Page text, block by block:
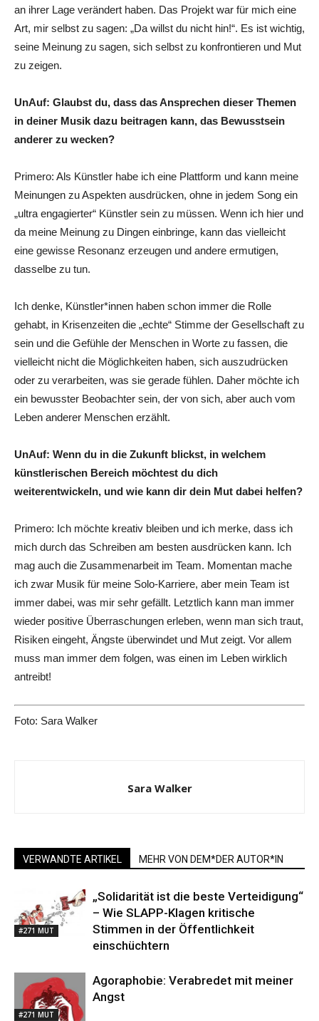
an ihrer Lage verändert haben. Das Projekt war für mich eine
Art, mir selbst zu sagen: „Da willst du nicht hin!“. Es ist wichtig,
seine Meinung zu sagen, sich selbst zu konfrontieren und Mut
zu zeigen.
UnAuf: Glaubst du, dass das Ansprechen dieser Themen
in deiner Musik dazu beitragen kann, das Bewusstsein
anderer zu wecken?
Primero: Als Künstler habe ich eine Plattform und kann meine
Meinungen zu Aspekten ausdrücken, ohne in jedem Song ein
„ultra engagierter“ Künstler sein zu müssen. Wenn ich hier und
da meine Meinung zu Dingen einbringe, kann das vielleicht
eine gewisse Resonanz erzeugen und andere ermutigen,
dasselbe zu tun.
Ich denke, Künstler*innen haben schon immer die Rolle
gehabt, in Krisenzeiten die „echte“ Stimme der Gesellschaft zu
sein und die Gefühle der Menschen in Worte zu fassen, die
vielleicht nicht die Möglichkeiten haben, sich auszudrücken
oder zu verarbeiten, was sie gerade fühlen. Daher möchte ich
ein bewusster Beobachter sein, der von sich, aber auch vom
Leben anderer Menschen erzählt.
UnAuf: Wenn du in die Zukunft blickst, in welchem
künstlerischen Bereich möchtest du dich
weiterentwickeln, und wie kann dir dein Mut dabei helfen?
Primero: Ich möchte kreativ bleiben und ich merke, dass ich
mich durch das Schreiben am besten ausdrücken kann. Ich
mag auch die Zusammenarbeit im Team. Momentan mache
ich zwar Musik für meine Solo-Karriere, aber mein Team ist
immer dabei, was mir sehr gefällt. Letztlich kann man immer
wieder positive Überraschungen erleben, wenn man sich traut,
Risiken eingeht, Ängste überwindet und Mut zeigt. Vor allem
muss man immer dem folgen, was einen im Leben wirklich
antreibt!
Foto: Sara Walker
Sara Walker
VERWANDTE ARTIKEL MEHR VON DEM*DER AUTOR*IN
#271 MUT
„Solidarität ist die beste Verteidigung“
– Wie SLAPP-Klagen kritische
Stimmen in der Öffentlichkeit
einschüchtern
#271 MUT
Agoraphobie: Verabredet mit meiner
Angst